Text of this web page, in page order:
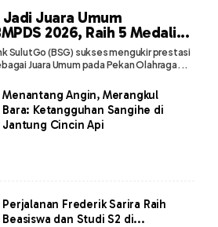
Juara Umum
2026, Raih 5 Medali...
SulutGo (BSG) sukses mengukir prestasi
Juara Umum pada Pekan Olahraga...
Menantang Angin, Merangkul
Bara: Ketangguhan Sangihe di
Jantung Cincin Api
Perjalanan Frederik Sarira Raih
Beasiswa dan Studi S2 di...